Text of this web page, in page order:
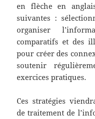
en flèche en
suivantes :
organiser
comparatifs et des
pour créer des
soutenir
exercices pratiques.
Ces stratégies
de traitement de